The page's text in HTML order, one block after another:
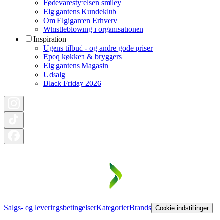
Fødevarestyrelsen smiley
Elgigantens Kundeklub
Om Elgiganten Erhverv
Whistleblowing i organisationen
Inspiration
Ugens tilbud - og andre gode priser
Epoq køkken & bryggers
Elgigantens Magasin
Udsalg
Black Friday 2026
Salgs- og leveringsbetingelserKategorierBrands Cookie indstillinger